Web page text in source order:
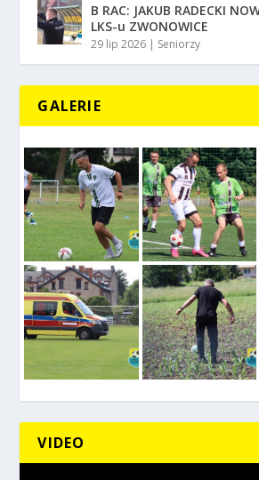
B RAC: JAKUB RADECKI
LKS-u ZWONOWICE
29 lip 2026 | Seniorzy
GALERIE
VIDEO